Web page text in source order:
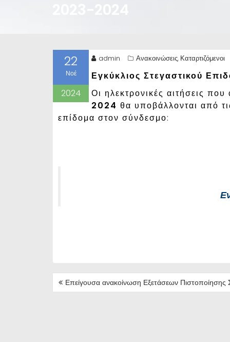
22
Νοέ
2024
admin Ανακοινώσεις, Καταρτιζόμενοι
Εγκύκλιος Στεγαστικού
Οι ηλεκτρονικές αιτήσεις
2024 θα υποβάλλονται από
επίδομα στον σύνδεσμο:
ΠΛΟΉΓΗΣΗ
ΆΡΘΡΩΝ
Επείγουσα ανακοίνωση Εξετάσεων Πιστοποίησης